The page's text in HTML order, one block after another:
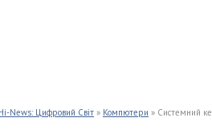
News: Цифровий Світ » Компютери » Системний